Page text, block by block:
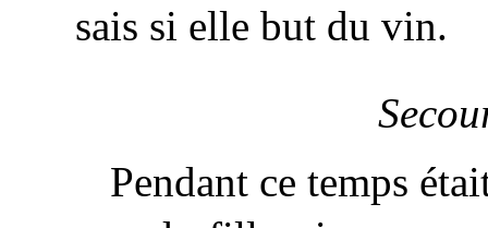
sais si elle but du vin.
Pendant ce temps